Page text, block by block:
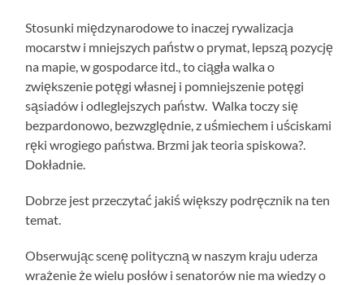
Stosunki międzynarodowe to inaczej rywalizacja
mocarstw i mniejszych państw o prymat, lepszą pozycję
na mapie, w gospodarce itd., to ciągła walka o
zwiększenie potęgi własnej i pomniejszenie potęgi
sąsiadów i odleglejszych państw. Walka toczy się
bezpardonowo, bezwzględnie, z uśmiechem i uściskami
ręki wrogiego państwa. Brzmi jak teoria spiskowa?.
Dokładnie.
Dobrze jest przeczytać jakiś większy podręcznik na ten
temat.
Obserwując scenę polityczną w naszym kraju uderza
wrażenie że wielu posłów i senatorów nie ma wiedzy o